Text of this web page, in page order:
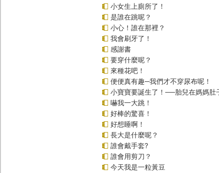
小女生上廁所了！
是誰在跳呢？
小心！誰在那裡？
我會刷牙了！
感謝書
要穿什麼呢？
來種花吧！
便便真有趣─我們才不穿尿布呢！
小寶寶要誕生了！──胎兒在媽媽肚
嚇我一大跳！
好棒的驚喜！
好想睡啊！
長大是什麼呢？
誰會戴手套?
誰會用剪刀？
今天我是一粒黃豆